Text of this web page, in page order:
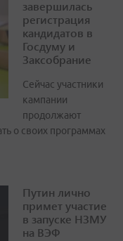
завершилась
регистрация
кандидатов в
Госдуму и
Заксобрание
Сейчас участники
кампании
продолжают
о своих программах
Путин лично
примет участие
в запуске НЗМУ
на ВЭФ